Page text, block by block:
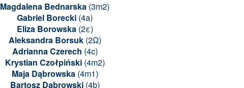
Magdalena Bednarska (3m2)
Gabriel Borecki (4a)
Eliza Borowska(2ε)
Aleksandra Borsuk(2Ω)
Adrianna Czerech (4c)
Krystian Czołpiński(4m2)
Maja Dąbrowska(4m1)
Bartosz Dąbrowski(4b)